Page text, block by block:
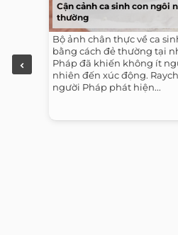
Cận cảnh ca sinh con ngôi
thường
Bộ ảnh chân thực về ca
bằng cách đẻ thường tại
Pháp đã khiến không ít
nhiên đến xúc động.
người Pháp phát hiện...